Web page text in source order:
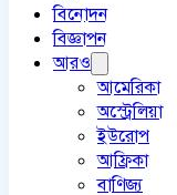
বিনোদন
বিজ্ঞাপন
আরও
আমেরিকা
অস্ট্রেলিয়া
ইউরোপ
আফ্রিকা
বাণিজ্য